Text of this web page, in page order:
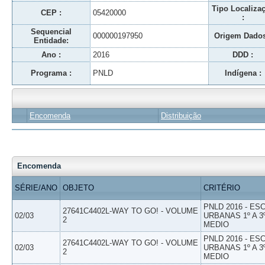
CEP : 05420000
Tipo
:
Sequencial
Entidade:
000000197950 Origem
Ano : 2016 DDD :
Programa : PNLD Indígena :
Encomenda Distribuição
Encomenda
SÉRIE/ANO OBJETO CRITÉRIO
02/03
27641C4402L-WAY TO GO! - VOLUME
2
PNLD 2016 -
URBANAS 1º A
MEDIO
02/03
27641C4402L-WAY TO GO! - VOLUME
2
PNLD 2016 -
URBANAS 1º A
MEDIO